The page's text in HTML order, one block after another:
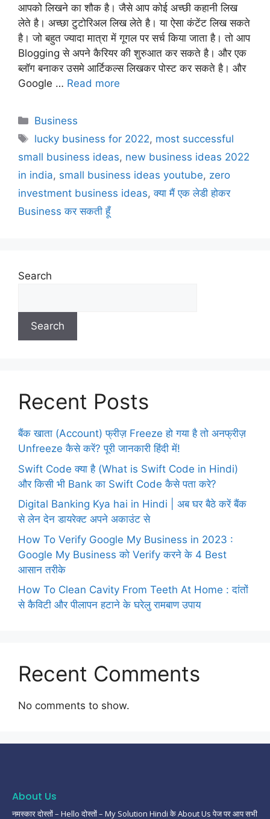
आपको लिखने का शौक है। जैसे आप कोई अच्छी कहानी लिख
लेते है। अच्छा टुटोरिअल लिख लेते है। या ऐसा कंटेंट लिख सकते
है। जो बहुत ज्यादा मात्रा में गूगल पर सर्च किया जाता है। तो आप
Blogging से अपने कैरियर की शुरुआत कर सकते है। और एक
ब्लॉग बनाकर उसमे आर्टिकल्स लिखकर पोस्ट कर सकते है। और
Google … Read more
Business
lucky business for 2022, most successful
small business ideas, new business ideas 2022
in india, small business ideas youtube, zero
investment business ideas,क्या मैं एक लेडी होकर
Business कर सकती हूँ
Search
Search
Recent Posts
बैंक खाता (Account) फ्रीज़ Freeze हो गया है तो अनफ्रीज़
Unfreeze कैसे करें? पूरी जानकारी हिंदी में!
Swift Code क्या है (What is Swift Code in Hindi)
और किसी भी Bank का Swift Code कैसे पता करे?
Digital Banking Kya hai in Hindi | अब घर बैठे करें बैंक
से लेन देन डायरेक्ट अपने अकाउंट से
How To Verify Google My Business in 2023 :
Google My Business को Verify करने के 4 Best
आसान तरीके
How To Clean Cavity From Teeth At Home : दांतों
से कैविटी और पीलापन हटाने के घरेलु रामबाण उपाय
Recent Comments
No comments to show.
About Us
नमस्कार दोस्तों – Hello दोस्तों – My Solution Hindi के About Us पेज पर आप सभी